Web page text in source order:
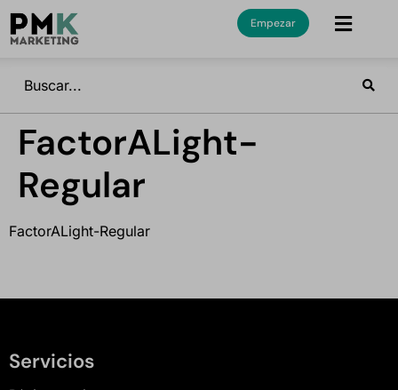
Empezar
FactorALight-
Regular
FactorALight-Regular
Servicios